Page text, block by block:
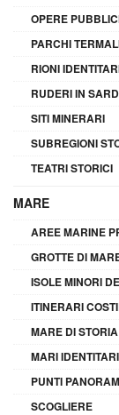
OPERE
PARCHI
RIONI
RUDERI IN
SITI MINERARI
SUBREGIONI
TEATRI STORICI
MARE
AREE MARINE
GROTTE DI
ISOLE MINORI
ITINERARI
MARE DI STORIA
MARI IDENTITARI
PUNTI
SCOGLIERE